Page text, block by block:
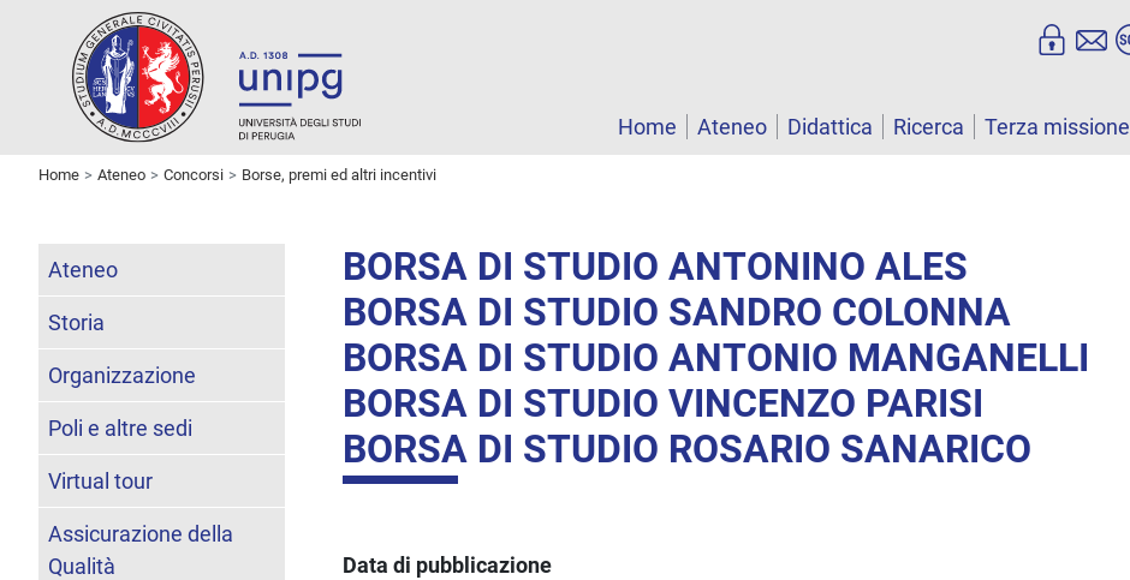
Home
Ateneo Didattica Ricerca Terza missione
Home Ateneo Concorsi Borse, premi ed altri incentivi
BORSA DI STUDIO ANTONINO ALES
BORSA DI STUDIO SANDRO COLONNA
BORSA DI STUDIO ANTONIO MANGANELLI
BORSA DI STUDIO VINCENZO PARISI
BORSA DI STUDIO ROSARIO SANARICO
Data di pubblicazione
Ateneo
Storia
Organizzazione
Poli e altre sedi
Virtual tour
Assicurazione della
Qualità